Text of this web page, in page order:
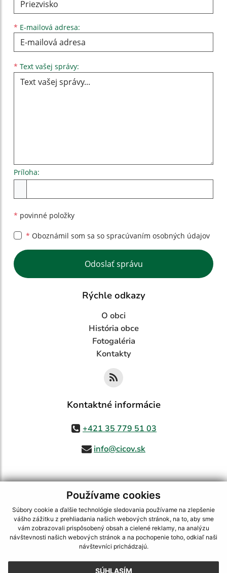
Používame cookies
Súbory cookie a ďalšie technológie sledovania používame na zlepšenie
vášho zážitku z prehliadania našich webových stránok, na to, aby sme
vám zobrazovali prispôsobený obsah a cielené reklamy, na analýzu
návštevnosti našich webových stránok a na pochopenie toho, odkiaľ naši
návštevníci prichádzajú.
SÚHLASÍM
* E-mailová adresa:
* Text vašej správy:
Príloha:
* povinné položky
* Oboznámil som sa so spracúvaním osobných údajov
Google reCaptcha Response
Odoslať správu
Rýchle odkazy
O obci
História obce
Fotogaléria
Kontakty
Kontaktné informácie
+421 35 779 51 03
info@cicov.sk
využite možnosť získavania aktuálnych informácií s využitím RSS
CMS systém (redakčný) systém ECHELON 2,
Mapa stránok web portál
webhosting, webex.digital, s.r.o.,domény,registrácia domény,
spoločnosť webex.digital, s.r.o.,technický prevádzkovateľ
Posledná aktualizácia:03.08.2026
Vytlačiť stránku|Vyhlásenie o prístupnosti